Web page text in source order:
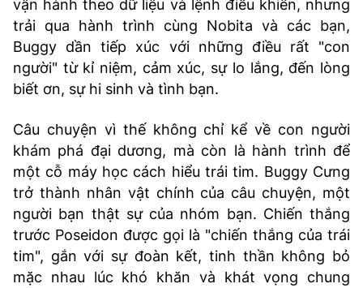
vận hành theo dữ liệu và lệnh điều khiển, nhưng
trải qua hành trình cùng Nobita và các bạn,
Buggy dần tiếp xúc với những điều rất "con
người" từ kỉ niệm, cảm xúc, sự lo lắng, đến lòng
biết ơn, sự hi sinh và tình bạn.
Câu chuyện vì thế không chỉ kể về con người
khám phá đại dương, mà còn là hành trình để
một cỗ máy học cách hiểu trái tim. Buggy Cưng
trở thành nhân vật chính của câu chuyện, một
người bạn thật sự của nhóm bạn. Chiến thắng
trước Poseidon được gọi là "chiến thắng của trái
tim", gắn với sự đoàn kết, tinh thần không bỏ
mặc nhau lúc khó khăn và khát vọng chung